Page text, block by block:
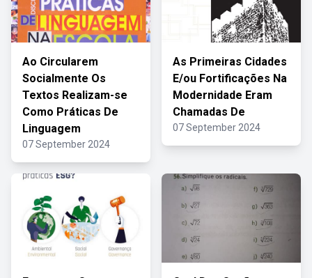
Ao Circularem
Socialmente Os
Textos Realizam-se
Como Práticas De
Linguagem
07 September 2024
As Primeiras Cidades
E/ou Fortificações Na
Modernidade Eram
Chamadas De
07 September 2024